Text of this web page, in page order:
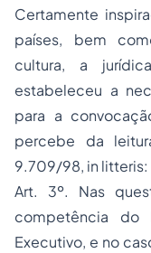
Certamente
países, bem
cultura, a
estabeleceu a
para a
percebe da
9.709/98, in litteris:
Art. 3º. Nas
competência do
Executivo, e no